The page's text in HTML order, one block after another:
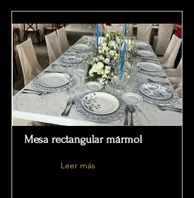
Mesa rectangular mármol
Leer más